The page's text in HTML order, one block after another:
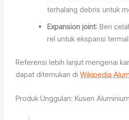
terhalang debris untuk
Expansion joint: Beri
rel untuk ekspansi
Referensi lebih lanjut mengenai
dapat ditemukan diWikipedia
Produk Unggulan: Kusen